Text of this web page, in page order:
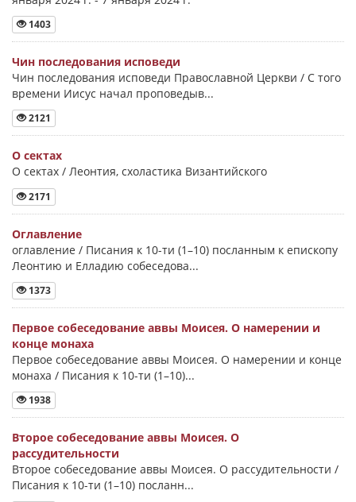
1403
Чин последования исповеди
Чин последования исповеди Православной Церкви / С того
времени Иисус начал проповедыв...
2121
О сектах
О сектах / Леонтия, схоластика Византийского
2171
Оглавление
оглавление / Писания к 10-ти (1–10) посланным к епископу
Леонтию и Елладию собеседова...
1373
Первое собеседование аввы Моисея. О намерении и
конце монаха
Первое собеседование аввы Моисея. О намерении и конце
монаха / Писания к 10-ти (1–10)...
1938
Второе собеседование аввы Моисея. О
рассудительности
Второе собеседование аввы Моисея. О рассудительности /
Писания к 10-ти (1–10) посланн...